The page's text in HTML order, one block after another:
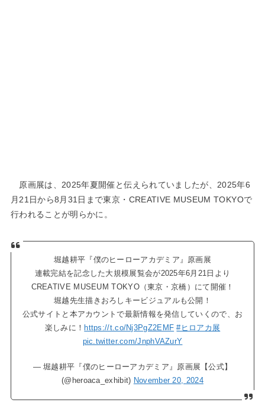
原画展は、2025年夏開催と伝えられていましたが、2025年6
月21日から8月31日まで東京・CREATIVE MUSEUM TOKYOで
行われることが明らかに。
堀越耕平『僕のヒーローアカデミア』原画展
連載完結を記念した大規模展覧会が2025年6月21日より
CREATIVE MUSEUM TOKYO（東京・京橋）にて開催！
堀越先生描きおろしキービジュアルも公開！
公式サイトと本アカウントで最新情報を発信していくので、お
楽しみに！ https://t.co/Nj3PgZ2EMF #ヒロアカ展
pic.twitter.com/JnphVAZurY
— 堀越耕平『僕のヒーローアカデミア』原画展【公式】
(@heroaca_exhibit) November 20, 2024